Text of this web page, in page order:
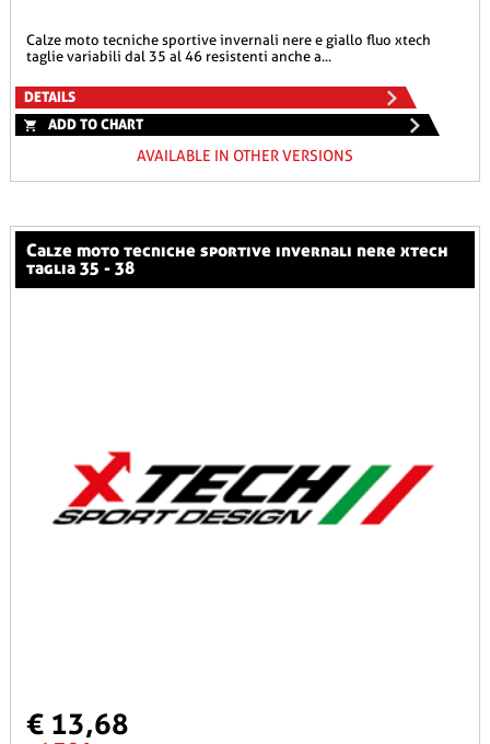
calze moto tecniche sportive invernali nere e giallo fluo xtech
taglie variabili dal 35 al 46 resistenti anche a...
DETAILS
ADD TO CHART
AVAILABLE IN OTHER VERSIONS
calze moto tecniche sportive invernali nere xtech
taglia 35 - 38
€ 13,68